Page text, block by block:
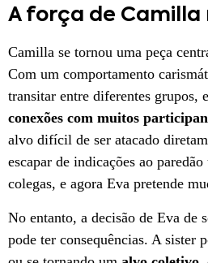
A força de Camilla
Camilla se tornou uma peça
Com um comportamento
transitar entre diferentes grupos,
conexões com muitos
alvo difícil de ser atacado
escapar de indicações ao
colegas, e agora Eva pretende
No entanto, a decisão de Eva de
pode ter consequências. A sister